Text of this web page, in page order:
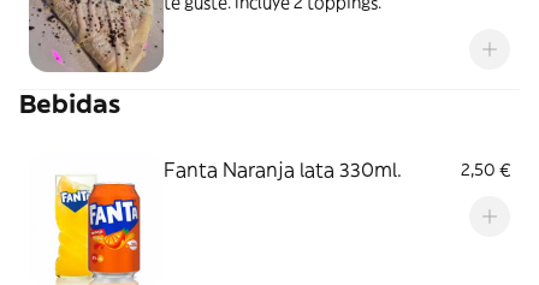
Bebidas
Fanta Naranja lata 330ml. 2,50 €